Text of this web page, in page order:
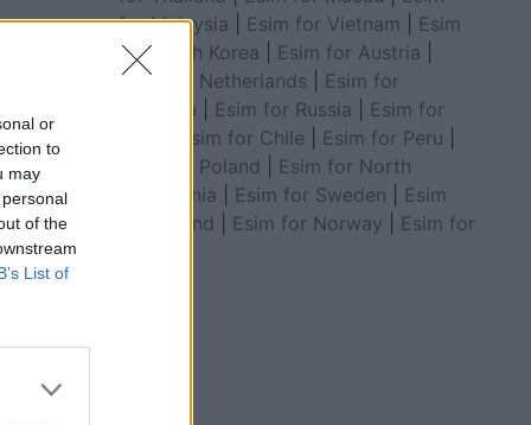
or
to
may
of the
List of
for Malaysia
Esim for Vietnam
Esim
for South Korea
Esim for Austria
Esim for Netherlands
Esim for
Australia
Esim for Russia
Esim for
Esim for Chile Esim for Peru
Esim for Poland
Esim for North
Macedonia
Esim for Sweden
Esim
for Finland
Esim for Norway
Esim for